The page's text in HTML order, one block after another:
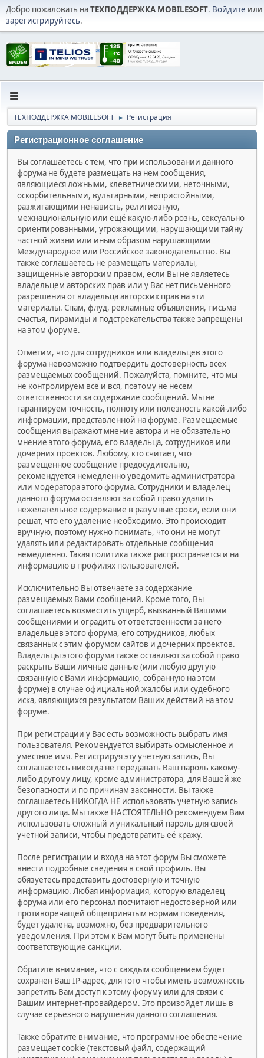
Добро пожаловать наТЕХПОДДЕРЖКА MOBILESOFT. Войдите или
зарегистрируйтесь.
ТЕХПОДДЕРЖКА MOBILESOFT ► Регистрация
Регистрационное соглашение
Вы соглашаетесь с тем, что при использовании данного
форума не будете размещать на нем сообщения,
являющиеся ложными, клеветническими, неточными,
оскорбительными, вульгарными, непристойными,
разжигающими ненависть, религиозную,
межнациональную или ещё какую-либо рознь, сексуально
ориентированными, угрожающими, нарушающими тайну
частной жизни или иным образом нарушающими
Международное или Российское законодательство. Вы
также соглашаетесь не размещать материалы,
защищенные авторским правом, если Вы не являетесь
владельцем авторских прав или у Вас нет письменного
разрешения от владельца авторских прав на эти
материалы. Спам, флуд, рекламные объявления, письма
счастья, пирамиды и подстрекательства также запрещены
на этом форуме.
Отметим, что для сотрудников или владельцев этого
форума невозможно подтвердить достоверность всех
размещаемых сообщений. Пожалуйста, помните, что мы
не контролируем всё и вся, поэтому не несем
ответственности за содержание сообщений. Мы не
гарантируем точность, полноту или полезность какой-либо
информации, представленной на форуме. Размещаемые
сообщения выражают мнение автора и не обязательно
мнение этого форума, его владельца, сотрудников или
дочерних проектов. Любому, кто считает, что
размещенное сообщение предосудительно,
рекомендуется немедленно уведомить администратора
или модератора этого форума. Сотрудники и владелец
данного форума оставляют за собой право удалить
нежелательное содержание в разумные сроки, если они
решат, что его удаление необходимо. Это происходит
вручную, поэтому нужно понимать, что они не могут
удалять или редактировать отдельные сообщения
немедленно. Такая политика также распространяется и на
информацию в профилях пользователей.
Исключительно Вы отвечаете за содержание
размещаемых Вами сообщений. Кроме того, Вы
соглашаетесь возместить ущерб, вызванный Вашими
сообщениями и оградить от ответственности за него
владельцев этого форума, его сотрудников, любых
связанных с этим форумом сайтов и дочерних проектов.
Владельцы этого форума также оставляют за собой право
раскрыть Ваши личные данные (или любую другую
связанную с Вами информацию, собранную на этом
форуме) в случае официальной жалобы или судебного
иска, являющихся результатом Ваших действий на этом
форуме.
При регистрации у Вас есть возможность выбрать имя
пользователя. Рекомендуется выбирать осмысленное и
уместное имя. Регистрируя эту учетную запись, Вы
соглашаетесь никогда не передавать Ваш пароль какому-
либо другому лицу, кроме администратора, для Вашей же
безопасности и по причинам законности. Вы также
соглашаетесь НИКОГДА НЕ использовать учетную запись
другого лица. Мы также НАСТОЯТЕЛЬНО рекомендуем Вам
использовать сложный и уникальный пароль для своей
учетной записи, чтобы предотвратить её кражу.
После регистрации и входа на этот форум Вы сможете
внести подробные сведения в свой профиль. Вы
обязуетесь представить достоверную и точную
информацию. Любая информация, которую владелец
форума или его персонал посчитают недостоверной или
противоречащей общепринятым нормам поведения,
будет удалена, возможно, без предварительного
уведомления. При этом к Вам могут быть применены
соответствующие санкции.
Обратите внимание, что с каждым сообщением будет
сохранен Ваш IP-адрес, для того чтобы иметь возможность
запретить Вам доступ к этому форуму или для связи с
Вашим интернет-провайдером. Это произойдет лишь в
случае серьезного нарушения данного соглашения.
Также обратите внимание, что программное обеспечение
размещает cookie (текстовый файл, содержащий